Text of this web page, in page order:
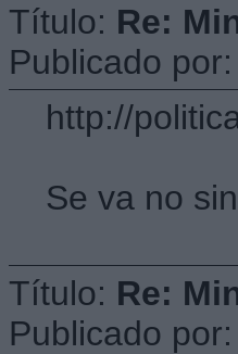
Título: Re:
Publicado por:
http://
Se va no
Título: Re:
Publicado por: